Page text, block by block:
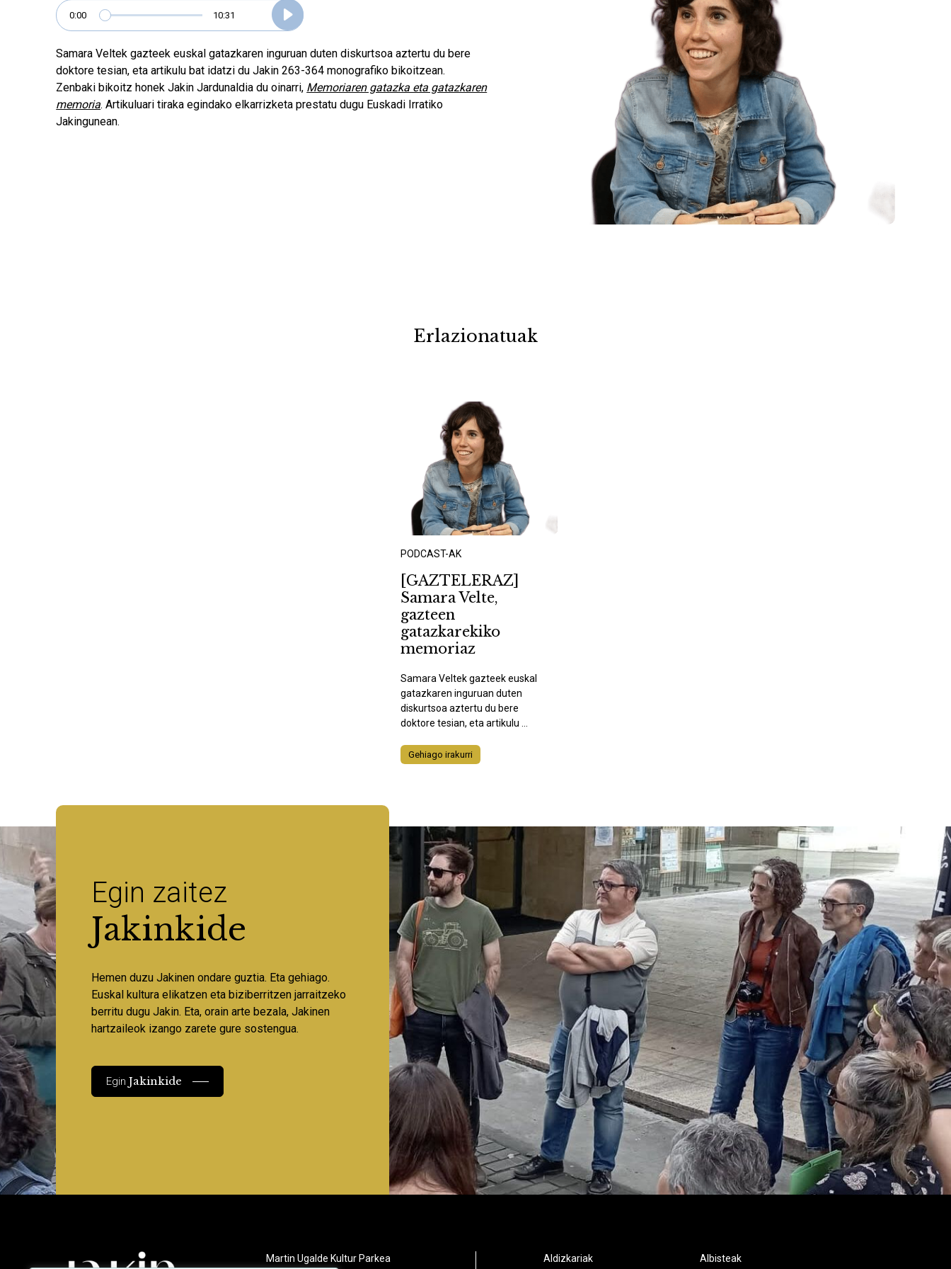
0:00 10:31
Samara Veltek gazteek euskal gatazkaren inguruan duten diskurtsoa aztertu du bere
doktore tesian, eta artikulu bat idatzi du Jakin 263-364 monografiko bikoitzean.
Zenbaki bikoitz honek Jakin Jardunaldia du oinarri, Memoriaren gatazka eta gatazkaren
memoria. Artikuluari tiraka egindako elkarrizketa prestatu dugu Euskadi Irratiko
Jakingunean.
Erlazionatuak
PODCAST-AK
[GAZTELERAZ]
Samara Velte,
gazteen
gatazkarekiko
memoriaz
Samara Veltek gazteek euskal
gatazkaren inguruan duten
diskurtsoa aztertu du bere
doktore tesian, eta artikulu ...
Gehiago irakurri
Egin zaitez
Jakinkide
Hemen duzu Jakinen ondare guztia. Eta gehiago.
Euskal kultura elikatzen eta biziberritzen jarraitzeko
berritu dugu Jakin. Eta, orain arte bezala, Jakinen
hartzaileok izango zarete gure sostengua.
EginJakinkide
Martin Ugalde Kultur Parkea
Aldizkariak Albisteak